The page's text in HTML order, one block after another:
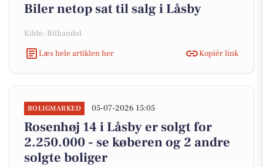
Biler netop sat til salg i Låsby
Kilde: Bilhandel
Læs hele artiklen her
Kopiér link
BOLIGMARKED 05-07-2026 15:05
Rosenhøj 14 i Låsby er solgt for
2.250.000 - se køberen og 2 andre
solgte boliger